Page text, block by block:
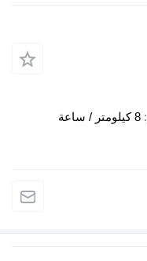
8 كيلومتر / ساعة